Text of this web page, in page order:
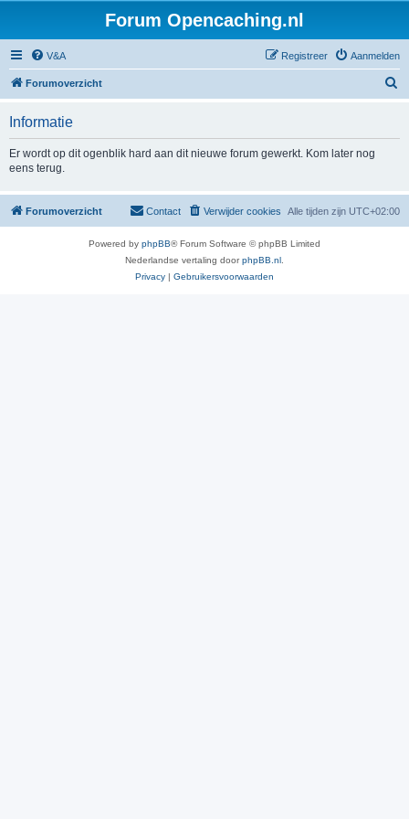
Forum Opencaching.nl
V&A Aanmelden
Registreer
Forumoverzicht
Informatie
Er wordt op dit ogenblik hard aan dit nieuwe forum gewerkt. Kom later nog
eens terug.
Forumoverzicht Alle tijden zijn UTC+02:00
Verwijder cookies
Contact
Powered by phpBB® Forum Software © phpBB Limited
Nederlandse vertaling doorphpBB.nl
Privacy | Gebruikersvoorwaarden